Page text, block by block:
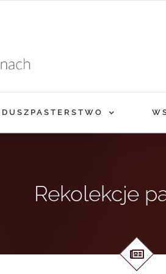
DUSZPASTERSTWO
Rekolekcje